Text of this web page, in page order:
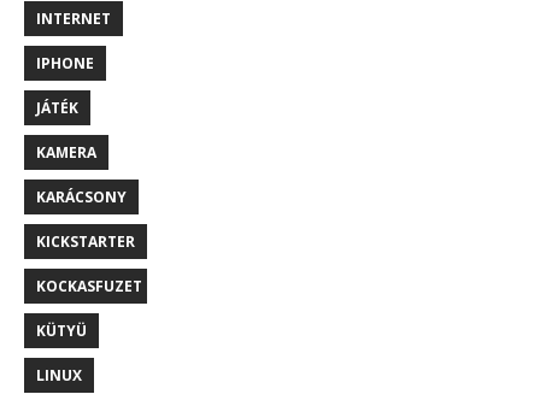
INTERNET
IPHONE
JÁTÉK
KAMERA
KARÁCSONY
KICKSTARTER
KOCKASFUZET
KÜTYÜ
LINUX